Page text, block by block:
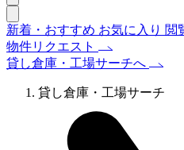
新着・おすすめ お気に入り 閲
物件リクエスト
貸し倉庫・工場サーチへ
貸し倉庫・工場サーチ